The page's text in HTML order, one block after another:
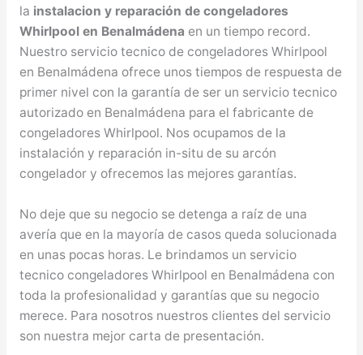
la instalacion y reparación de congeladores
Whirlpool en Benalmádena en un tiempo record.
Nuestro servicio tecnico de congeladores Whirlpool
en Benalmádena ofrece unos tiempos de respuesta de
primer nivel con la garantía de ser un servicio tecnico
autorizado en Benalmádena para el fabricante de
congeladores Whirlpool. Nos ocupamos de la
instalación y reparación in-situ de su arcón
congelador y ofrecemos las mejores garantías.
No deje que su negocio se detenga a raíz de una
avería que en la mayoría de casos queda solucionada
en unas pocas horas. Le brindamos un servicio
tecnico congeladores Whirlpool en Benalmádena con
toda la profesionalidad y garantías que su negocio
merece. Para nosotros nuestros clientes del servicio
son nuestra mejor carta de presentación.